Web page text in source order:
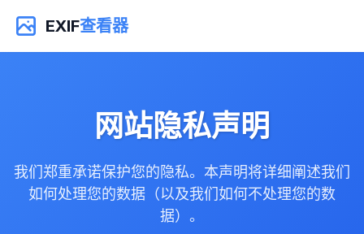
EXIF查看器
网站隐私声明
我们郑重承诺保护您的隐私。本声明将详细阐述我们
如何处理您的数据（以及我们如何不处理您的数
据）。